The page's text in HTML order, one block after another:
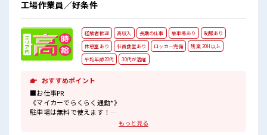
工場作業員／好条件
経験者歓迎 高収入 長期の仕事 駐車場あり
制服あり
休憩室あり
社員食堂あり ロッカー完備
残業 20H以上
平均年齢20代
30代が活躍
おすすめポイント
■お仕事PR
《マイカーでらくらく通勤*》
駐車場は無料で使えます！
車・バイク・自転車・電車通勤OK！
もっと見る